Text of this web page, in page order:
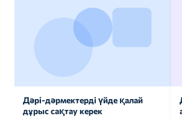
Дәрі-дәрмектерді үйде қалай
дұрыс сақтау керек